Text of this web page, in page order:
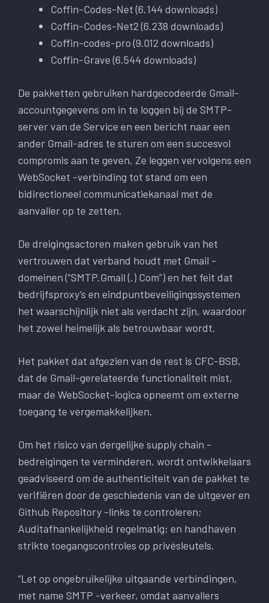
Coffin-Codes-Net (6.144 downloads)
Coffin-Codes-Net2 (6.238 downloads)
Coffin-codes-pro (9.012 downloads)
Coffin-Grave (6.544 downloads)
De pakketten gebruiken hardgecodeerde Gmail-
accountgegevens om in te loggen bij de SMTP-
server van de Service en een bericht naar een
ander Gmail-adres te sturen om een ​​succesvol
compromis aan te geven. Ze leggen vervolgens een
WebSocket -verbinding tot stand om een ​​
bidirectioneel communicatiekanaal met de
aanvaller op te zetten.
De dreigingsactoren maken gebruik van het
vertrouwen dat verband houdt met Gmail -
domeinen (“SMTP.Gmail (.) Com”) en het feit dat
bedrijfsproxy’s en eindpuntbeveiligingssystemen
het waarschijnlijk niet als verdacht zijn, waardoor
het zowel heimelijk als betrouwbaar wordt.
Het pakket dat afgezien van de rest is CFC-BSB,
dat de Gmail-gerelateerde functionaliteit mist,
maar de WebSocket-logica opneemt om externe
toegang te vergemakkelijken.
Om het risico van dergelijke supply chain -
bedreigingen te verminderen, wordt ontwikkelaars
geadviseerd om de authenticiteit van de pakket te
verifiëren door de geschiedenis van de uitgever en
Github Repository -links te controleren;
Auditafhankelijkheid regelmatig; en handhaven
strikte toegangscontroles op privésleutels.
“Let op ongebruikelijke uitgaande verbindingen,
met name SMTP -verkeer, omdat aanvallers